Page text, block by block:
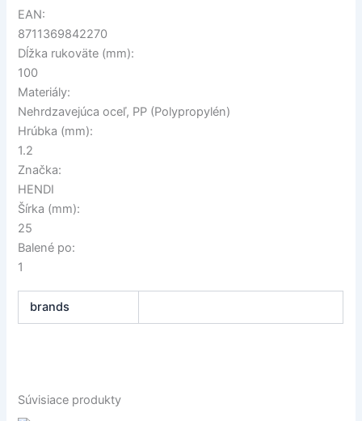
EAN:
8711369842270
Dĺžka rukoväte (mm):
100
Materiály:
Nehrdzavejúca oceľ, PP (Polypropylén)
Hrúbka (mm):
1.2
Značka:
HENDI
Šírka (mm):
25
Balené po:
1
brands
Súvisiace produkty